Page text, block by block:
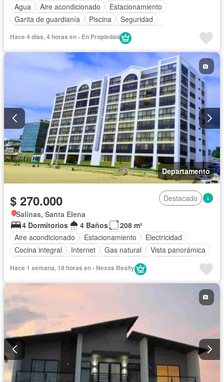
Agua
Aire acondicionado
Estacionamiento
Garita de guardianía
Piscina
Seguridad
Completamente amoblado
Hace 4 días, 4 horas en - En Propiedad
Departamento
$ 270.000
Destacado
Salinas, Santa Elena
4 Dormitorios
4 Baños
208 m²
Aire acondicionado
Estacionamiento
Electricidad
Cocina integral
Internet Gas natural
Vista panorámica
Sauna
Hace 1 semana, 18 horas en - Nexos Realty